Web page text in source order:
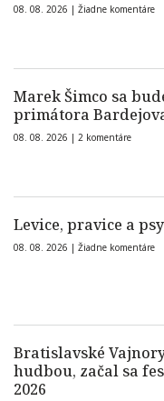
08. 08. 2026 | Žiadne komentáre
Marek Šimco sa
primátora
08. 08. 2026 | 2 komentáre
Levice, pravice a
08. 08. 2026 | Žiadne komentáre
Bratislavské
hudbou, začal sa
2026